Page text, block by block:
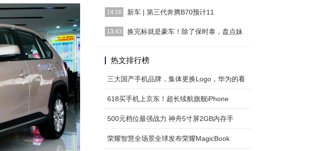
从目前的消费情况来看，购车者年龄逐渐年轻化，90后
14:16 新车 | 第三代奔腾B70预计11
近日，我们从相关渠道获悉，第三代奔腾B70将于北京车
13:43 换完标就是豪车！除了保时泰，盘点妹
得起豪车。于是有的人
热文排行榜
三大国产手机品牌，集体更换Logo，华为的看
618买手机上京东！超长续航旗舰iPhone
500元档位最强战力 神舟5寸屏2GB内存手
荣耀智慧全场景全球发布荣耀MagicBook